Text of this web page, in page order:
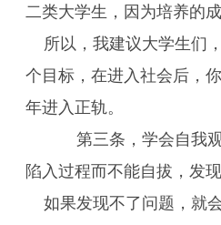
二类大学生，因为培养的成
所以，我建议大学生们
个目标，在进入社会后，
年进入正轨。
第三条，学会自我观
陷入过程而不能自拔，发现
如果发现不了问题，就